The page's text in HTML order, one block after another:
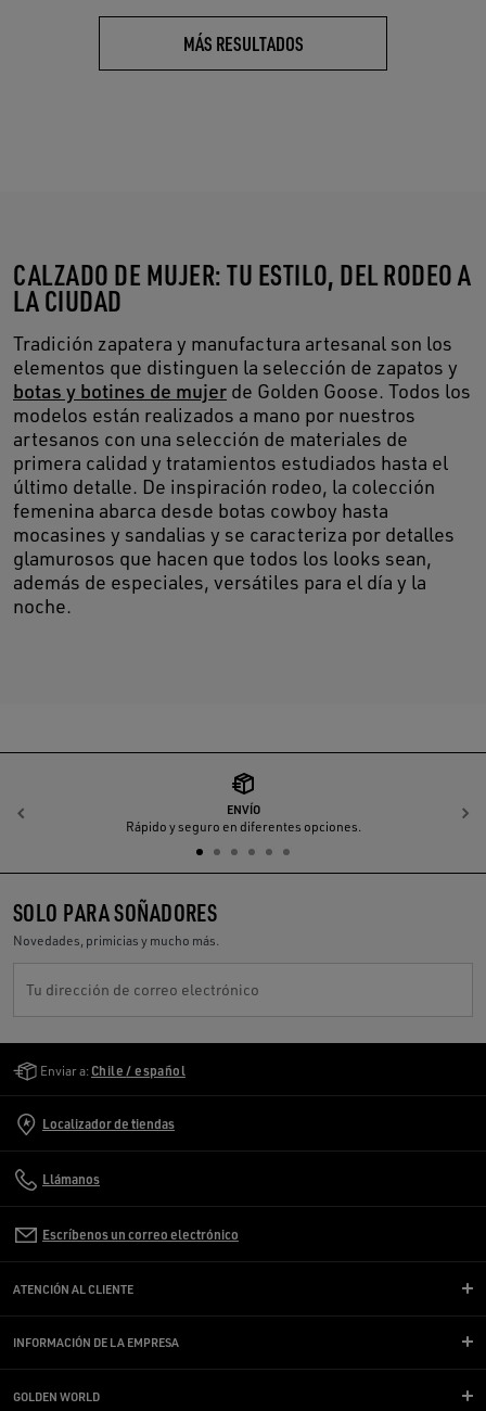
MÁS RESULTADOS
CALZADO DE MUJER: TU ESTILO, DEL RODEO A
LA CIUDAD
Tradición zapatera y manufactura artesanal son los
elementos que distinguen la selección de zapatos y
botas y botines de mujer de Golden Goose. Todos los
modelos están realizados a mano por nuestros
artesanos con una selección de materiales de
primera calidad y tratamientos estudiados hasta el
último detalle. De inspiración rodeo, la colección
femenina abarca desde botas cowboy hasta
mocasines y sandalias y se caracteriza por detalles
glamurosos que hacen que todos los looks sean,
además de especiales, versátiles para el día y la
noche.
ENVÍO
Rápido y seguro en diferentes opciones.
Anterior
SOLO PARA SOÑADORES
Novedades, primicias y mucho más.
Tu dirección de correo electrónico
Enviar a: Chile / español
Localizador de tiendas
Llámanos
Escríbenos un correo electrónico
ATENCIÓN AL CLIENTE
INFORMACIÓN DE LA EMPRESA
GOLDEN WORLD